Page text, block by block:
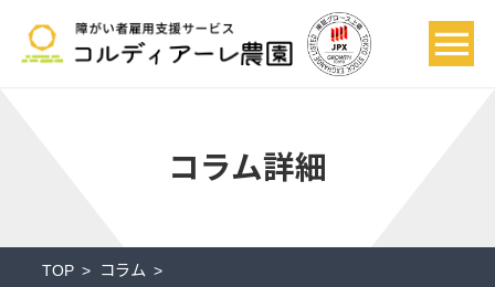
コラム詳細
TOP
コラム